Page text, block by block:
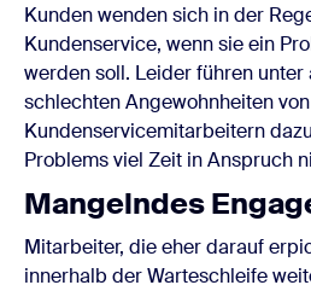
Kunden wenden sich in der
Kundenservice, wenn sie ein
werden soll. Leider führen
schlechten Angewohnheiten von
Kundenservicemitarbeitern
Problems viel Zeit in Anspruch
Mangelndes
Mitarbeiter, die eher darauf
innerhalb der Warteschleife